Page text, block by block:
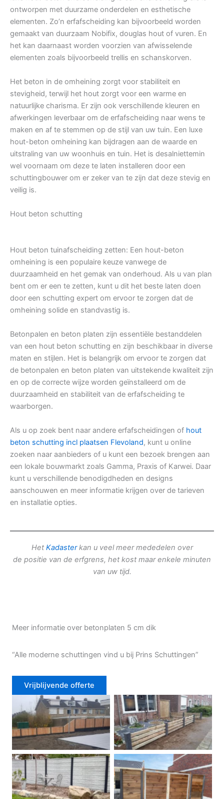
ontworpen met duurzame onderdelen en esthetische
elementen. Zo’n erfafscheiding kan bijvoorbeeld worden
gemaakt van duurzaam Nobifix, douglas hout of vuren. En
het kan daarnaast worden voorzien van afwisselende
elementen zoals bijvoorbeeld trellis en schanskorven.
Het beton in de omheining zorgt voor stabiliteit en
stevigheid, terwijl het hout zorgt voor een warme en
natuurlijke charisma. Er zijn ook verschillende kleuren en
afwerkingen leverbaar om de erfafscheiding naar wens te
maken en af te stemmen op de stijl van uw tuin. Een luxe
hout-beton omheining kan bijdragen aan de waarde en
uitstraling van uw woonhuis en tuin. Het is desalniettemin
wel voornaam om deze te laten installeren door een
schuttingbouwer om er zeker van te zijn dat deze stevig en
veilig is.
Hout beton schutting
Hout beton tuinafscheiding zetten: Een hout-beton
omheining is een populaire keuze vanwege de
duurzaamheid en het gemak van onderhoud. Als u van plan
bent om er een te zetten, kunt u dit het beste laten doen
door een schutting expert om ervoor te zorgen dat de
omheining solide en standvastig is.
Betonpalen en beton platen zijn essentiële bestanddelen
van een hout beton schutting en zijn beschikbaar in diverse
maten en stijlen. Het is belangrijk om ervoor te zorgen dat
de betonpalen en beton platen van uitstekende kwaliteit zijn
en op de correcte wijze worden geïnstalleerd om de
duurzaamheid en stabiliteit van de erfafscheiding te
waarborgen.
Als u op zoek bent naar andere erfafscheidingen of hout
beton schutting incl plaatsen Flevoland, kunt u online
zoeken naar aanbieders of u kunt een bezoek brengen aan
een lokale bouwmarkt zoals Gamma, Praxis of Karwei. Daar
kunt u verschillende benodigdheden en designs
aanschouwen en meer informatie krijgen over de tarieven
en installatie opties.
Het Kadasterkan u veel meer mededelen over
de positie van de erfgrens, het kost maar enkele minuten
van uw tijd.
Meer informatie over betonplaten 5 cm dik
“Alle moderne schuttingen vind u bij Prins Schuttingen”
Vrijblijvende offerte
Douglas schutting Tuinhek voortuin
Betonschutting
Dubbele poort